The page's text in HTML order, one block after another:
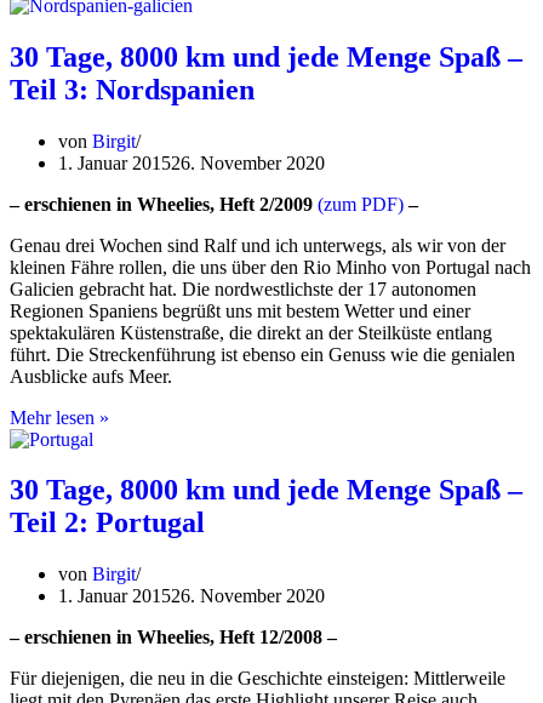
Teil
1:
Westliche
und
Hebriden
30 Tage, 8000 km und jede Menge Spaß –
Teil 3: Nordspanien
von Birgit
1. Januar 201526. November 2020
– erschienen in Wheelies, Heft 2/2009 (zum PDF)–
Genau drei Wochen sind Ralf und ich unterwegs, als wir von der
kleinen Fähre rollen, die uns über den Rio Minho von Portugal nach
Galicien gebracht hat. Die nordwestlichste der 17 autonomen
Regionen Spaniens begrüßt uns mit bestem Wetter und einer
spektakulären Küstenstraße, die direkt an der Steilküste entlang
führt. Die Streckenführung ist ebenso ein Genuss wie die genialen
Ausblicke aufs Meer.
Mehr lesen »
km
und
jede
Spaß
–
3:
30 Tage, 8000 km und jede Menge Spaß –
Teil 2: Portugal
von Birgit
1. Januar 201526. November 2020
– erschienen in Wheelies, Heft 12/2008 –
Für diejenigen, die neu in die Geschichte einsteigen: Mittlerweile